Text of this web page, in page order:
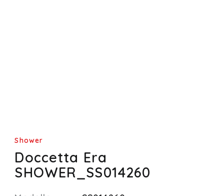
Shower
Doccetta Era
SHOWER_SS014260